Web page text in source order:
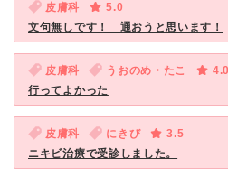
皮膚科
5.0
文句無しです！ 通おうと思います！
皮膚科 うおのめ・たこ
4.0
行ってよかった
皮膚科 にきび
3.5
ニキビ治療で受診しました。